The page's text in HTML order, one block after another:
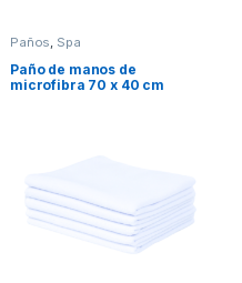
Paños Spa
Paño de manos de
microfibra 70 x 40 cm